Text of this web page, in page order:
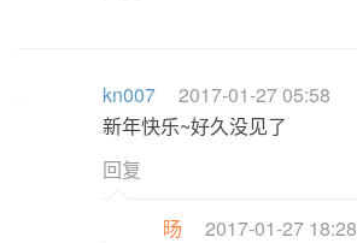
kn007
2017-01-27 05:58
新年快乐~好久没见了
回复
旸
2017-01-27 18:28